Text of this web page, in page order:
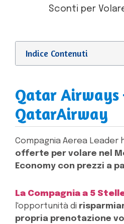
Sconti per
Indice Contenuti
Qatar Airways
QatarAirway
Compagnia Aerea Leader
offerte per volare nel
Economy con prezzi a
La Compagnia a 5
l'opportunità di
propria prenotazione